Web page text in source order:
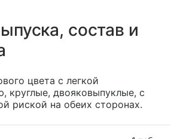
состав и
цвета с легкой
круглые, двояковыпуклые, с
риской на обеих сторонах.